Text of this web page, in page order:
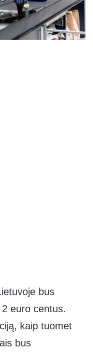
bus
euro centus.
kaip tuomet
bus